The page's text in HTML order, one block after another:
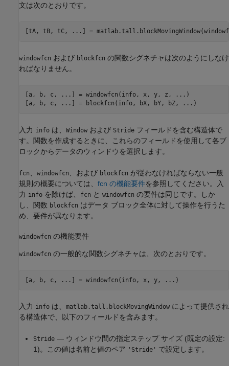
文は次のとおりです。
[tA, tB, tC, ...] =
windowfcn および blockfcn の関数シグネチャは次のようにしなけ
ればなりません。
[a, b, c, ...] = windowfcn(info, x, y, z, ...)
[a, b, c, ...] = blockfcn(info, bX, bY, bZ, ...)
入力 info は、 Window および Stride フィールドを含む構造体で
す。関数を作成するときに、これらのフィールドを使用して各ブ
ロックからデータのウィンドウを選択します。
fcn windowfcn 、および blockfcn が従わなければならない一般
規則の概要については、 fcn の機能要件を参照してください。入
力 info を除けば、 fcn と windowfcn の要件は同じです。しか
し、関数 blockfcn はデータ ブロック全体に対して操作を行うた
め、要件が異なります。
windowfcn の機能要件
windowfcn の一般的な関数シグネチャは、次のとおりです。
[a, b, c, ...] = windowfcn(info, x, y, ...)
入力 info は、 matlab.tall.blockMovingWindow によって提供され
る構造体で、以下のフィールドを含みます。
Stride — ウィンドウ間の指定ステップ サイズ (既定の設定:
1)。この値は名前と値のペア 'Stride' で設定します。